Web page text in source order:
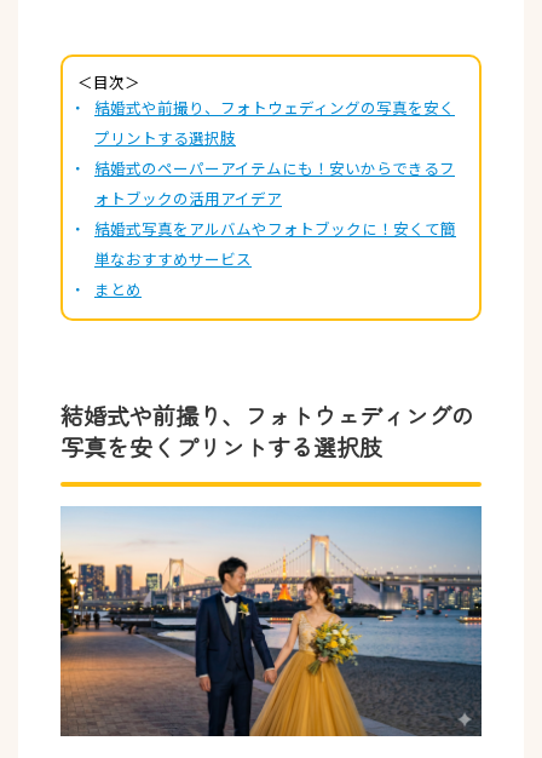
＜目次＞
結婚式や前撮り、フォトウェディングの写真を安く
プリントする選択肢
結婚式のペーパーアイテムにも！安いからできるフ
ォトブックの活用アイデア
結婚式写真をアルバムやフォトブックに！安くて簡
単なおすすめサービス
まとめ
結婚式や前撮り、フォトウェディングの
写真を安くプリントする選択肢